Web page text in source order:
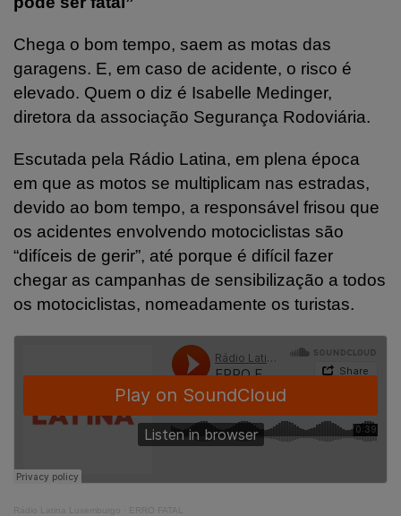
Chega o bom tempo, saem as motas das
garagens. E, em caso de acidente, o risco é
elevado. Quem o diz é Isabelle Medinger,
diretora da associação Segurança Rodoviária.
Escutada pela Rádio Latina, em plena época
em que as motos se multiplicam nas estradas,
devido ao bom tempo, a responsável frisou que
os acidentes envolvendo motociclistas são
“difíceis de gerir”, até porque é difícil fazer
chegar as campanhas de sensibilização a todos
os motociclistas, nomeadamente os turistas.
Rádio Latina Luxemburgo ERRO FATAL